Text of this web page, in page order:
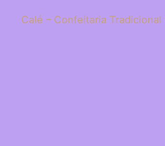
Calé – Confeitaria